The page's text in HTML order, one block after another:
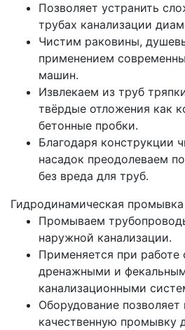
Позволяет устранить
трубах канализации
Чистим раковины,
применением
машин.
Извлекаем из труб
твёрдые отложения как
бетонные пробки.
Благодаря конструкции
насадок преодолеваем
без вреда для труб.
Гидродинамическая промывка
Промываем
наружной канализации.
Применяется при работе
дренажными и
канализационными
Оборудование позволяет
качественную промывку